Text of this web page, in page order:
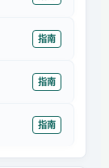
指南
指南
指南